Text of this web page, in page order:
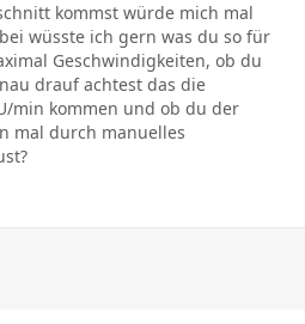
kommst würde mich mal
wüsste ich gern was du so für
Geschwindigkeiten, ob du
drauf achtest das die
min kommen und ob du der
mal durch manuelles